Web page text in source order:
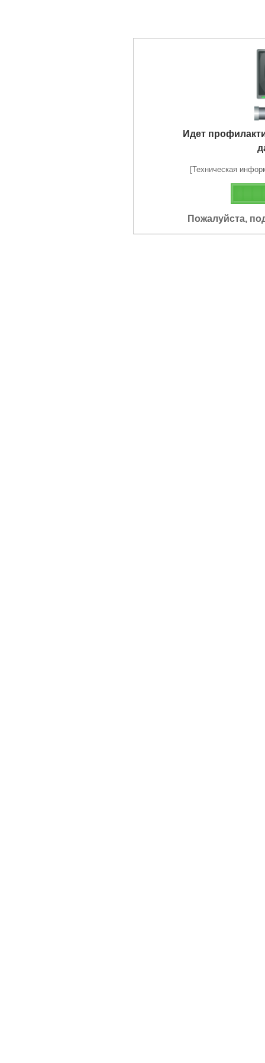
Идет
[Техническая
Пожалуйста,